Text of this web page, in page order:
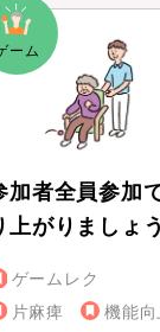
加者全員参加
上がりましょ
ゲームレク
片麻痺
機能向